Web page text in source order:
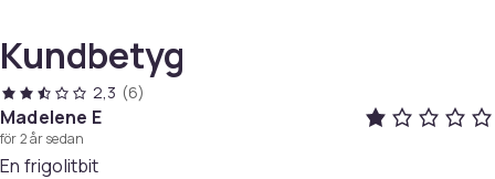
cirka 135 till 150 cm
Testad för att ge ökat skydd för huvud och nacke vid
kollision
Kundbetyg
2,3 (6)
Madelene E
för 2 år sedan
En frigolitbit